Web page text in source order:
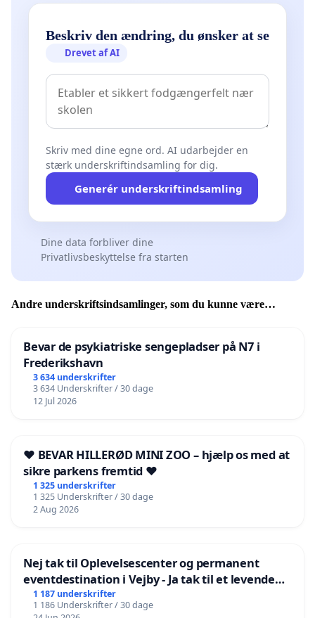
Beskriv den ændring, du ønsker at se
Drevet af AI
Skriv med dine egne ord. AI udarbejder en
stærk underskriftindsamling for dig.
Generér underskriftindsamling
Dine data forbliver dine
Privatlivsbeskyttelse fra starten
Andre underskriftsindsamlinger, som du kunne være
Bevar de psykiatriske sengepladser på N7 i
Frederikshavn
3 634 underskrifter
3 634 Underskrifter / 30 dage
12 Jul 2026
❤️ BEVAR HILLERØD MINI ZOO – hjælp os med at
sikre parkens fremtid ❤️
1 325 underskrifter
1 325 Underskrifter / 30 dage
2 Aug 2026
Nej tak til Oplevelsescenter og permanent
eventdestination i Vejby - Ja tak til et levende
lokalområde i balance
1 187 underskrifter
1 186 Underskrifter / 30 dage